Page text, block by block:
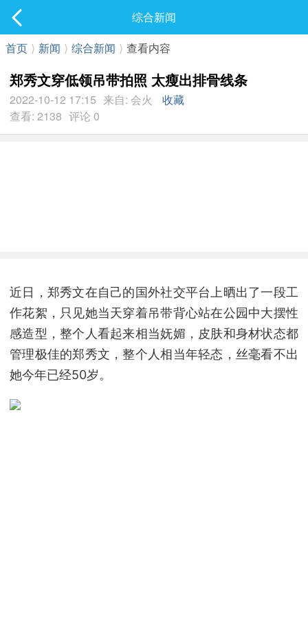
最新发表
综合新闻
首页 ⟩ 新闻 ⟩ 综合新闻 ⟩ 查看内容
郑秀文穿低领吊带拍照 太瘦出排骨线条
2022-10-12 17:15 来自: 会火
收藏
查看: 2138 评论 0
近日，郑秀文在自己的国外社交平台上晒出了一段工
作花絮，只见她当天穿着吊带背心站在公园中大摆性
感造型，整个人看起来相当妩媚，皮肤和身材状态都
管理极佳的郑秀文，整个人相当年轻态，丝毫看不出
她今年已经50岁。